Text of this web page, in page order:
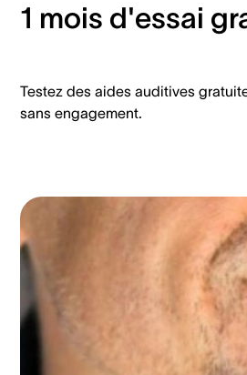
1 mois d'essai
Testez des aides auditives
sans engagement.